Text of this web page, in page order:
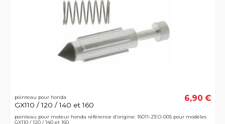
pointeau pour honda
GX110 / 120 / 140 et 160
6,90 €
pointeau pour moteur honda référence d'origine: 16011-ZEO-005 pour modèles
GX110 / 120 / 140 et 160